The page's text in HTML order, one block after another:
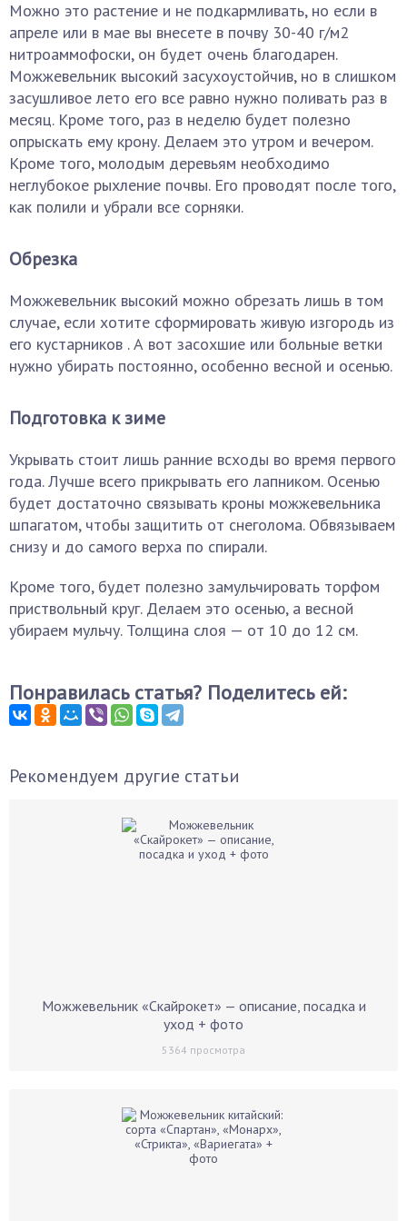
Можно это растение и не подкармливать, но если в
апреле или в мае вы внесете в почву 30-40 г/м2
нитроаммофоски, он будет очень благодарен.
Можжевельник высокий засухоустойчив, но в слишком
засушливое лето его все равно нужно поливать раз в
месяц. Кроме того, раз в неделю будет полезно
опрыскать ему крону. Делаем это утром и вечером.
Кроме того, молодым деревьям необходимо
неглубокое рыхление почвы. Его проводят после того,
как полили и убрали все сорняки.
Обрезка
Можжевельник высокий можно обрезать лишь в том
случае, если хотите сформировать живую изгородь из
его кустарников . А вот засохшие или больные ветки
нужно убирать постоянно, особенно весной и осенью.
Подготовка к зиме
Укрывать стоит лишь ранние всходы во время первого
года. Лучше всего прикрывать его лапником. Осенью
будет достаточно связывать кроны можжевельника
шпагатом, чтобы защитить от снеголома. Обвязываем
снизу и до самого верха по спирали.
Кроме того, будет полезно замульчировать торфом
приствольный круг. Делаем это осенью, а весной
убираем мульчу. Толщина слоя — от 10 до 12 см.
Понравилась статья? Поделитесь ей:
Рекомендуем другие статьи
Можжевельник «Скайрокет» — описание, посадка и
уход + фото
5364 просмотра